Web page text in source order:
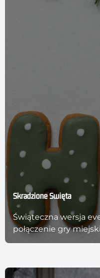
Skradzione Święta
Świąteczna wersja
połączenie gry